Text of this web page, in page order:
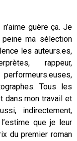
guère ça. Je
ma sélection
les auteurs.es,
rappeur,
Tous les
dans mon travail et
indirectement,
que je leur
du premier roman